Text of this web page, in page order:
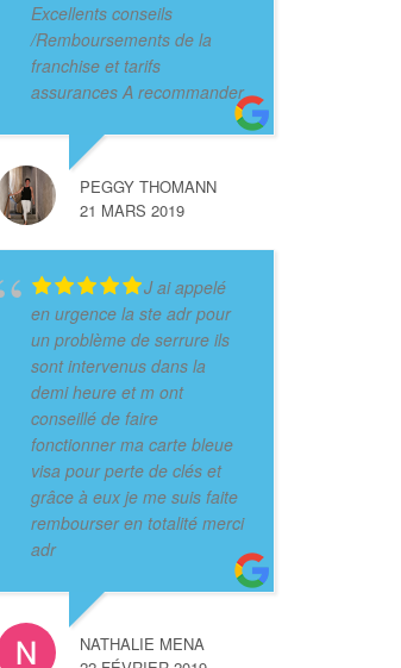
Excellents conseils
/Remboursements de la
franchise et tarifs
assurances A recommander
PEGGY THOMANN
21 MARS 2019
J ai appelé
en urgence la ste adr pour
un problème de serrure ils
sont intervenus dans la
demi heure et m ont
conseillé de faire
fonctionner ma carte bleue
visa pour perte de clés et
grâce à eux je me suis faite
rembourser en totalité merci
adr
NATHALIE MENA